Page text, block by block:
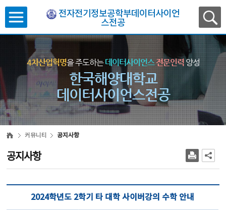
전자전기정보공학부데이터사이언
스전공
4차산업혁명을 주도하는데이터사이언스 전문인력양성
한국해양대학교
데이터사이언스전공
커뮤니티 공지사항
공지사항
2024학년도 2학기 타 대학 사이버강의 수학 안내